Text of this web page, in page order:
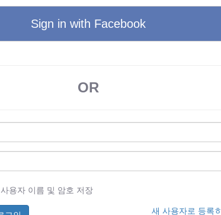
Sign in with Facebook
OR
사용자 이름 및 암호 저장
새 사용자로 등록